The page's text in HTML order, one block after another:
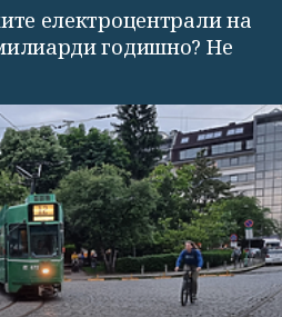
електроцентрали на
годишно? Не